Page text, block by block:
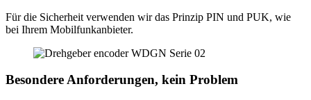
Für die Sicherheit verwenden wir das Prinzip PIN und PUK, wie
bei Ihrem Mobilfunkanbieter.
Besondere Anforderungen, kein Problem